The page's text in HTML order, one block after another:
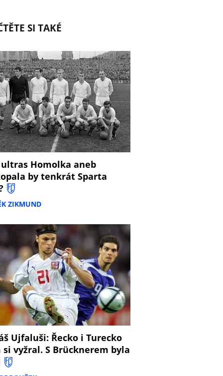
SI TAKÉ
ultras Homolka aneb
by tenkrát Sparta
ZIKMUND
Ujfaluši: Řecko i Turecko
si vyžral. S Brücknerem byla